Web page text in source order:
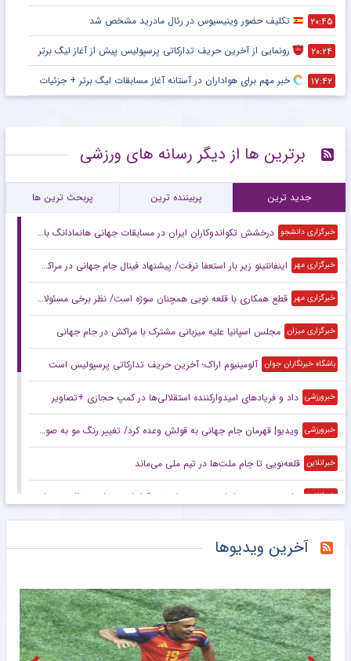
۲۰:۴۵ تکلیف حضور وینیسیوس در رئال مادرید مشخص شد
۲۰:۲۴ رونمایی از آخرین حریف تدارکاتی پرسپولیس پیش از آغاز لیگ برتر
۱۷:۴۲ خبر مهم برای هواداران در آستانه آغاز مسابقات لیگ برتر + جزئیات
برترین ها از دیگر رسانه های ورزشی
جدید ترین پربیننده ترین پربحث ترین ها
خبرگزاری دانشجو درخشش تکواندوکاران ایران در مسابقات جهانی هانمادانگ با کسب ۲۶ مدال
خبرگزاری مهر اینفانتینو زیر بار استعفا نرفت/ پیشنهاد فینال جام جهانی در مراکش
خبرگزاری مهر قطع همکاری با قلعه نویی همچنان سوژه است/ نظر برخی مسئولان تغییر کرد!
خبرگزاری میزان مجلس اسپانیا علیه میزبانی مشترک با مراکش در جام جهانی
باشگاه خبرنگاران جوان آلومینیوم اراک؛ آخرین حریف تدارکاتی پرسپولیس است
خبرورزشی داد و فریادهای امیدوارکننده استقلالی‌ها در کمپ حجازی +تصاویر
خبرورزشی ویدیو| قهرمان جام جهانی به قولش وعده کرد/ تغییر رنگ مو به صورتی!
خبرانلاین قلعه‌نویی تا جام ملت‌ها در تیم ملی می‌ماند
خبرانلاین جلسه مهم در سپاهان؛ صحبت‌های نویدکیا با دو ستاره مدنظر پرسپولیس و تراکتور
آقای رضاییان؛ حتی با درخشش در جام جهانی قیمت شما ۴۸٬۰۰۰٬۰۰۰٬۰۰۰ تومان است نه ۲۵۰٬۰۰۰٬۰۰۰٬۰۰۰/ قمار رامین جواب نداد؛ از این‌جا رانده از آن‌جا مانده! +عکس
خبرگزاری دانشجو رسمی؛ امید عالیشاه به گل گهر سیرجان پیوست
خبرگزاری تابناک فیفا توهین‌کنندگان به اینفانتینو را تهدید کرد
آخرین ویدیوها